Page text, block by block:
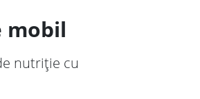
mobil
nutriție cu